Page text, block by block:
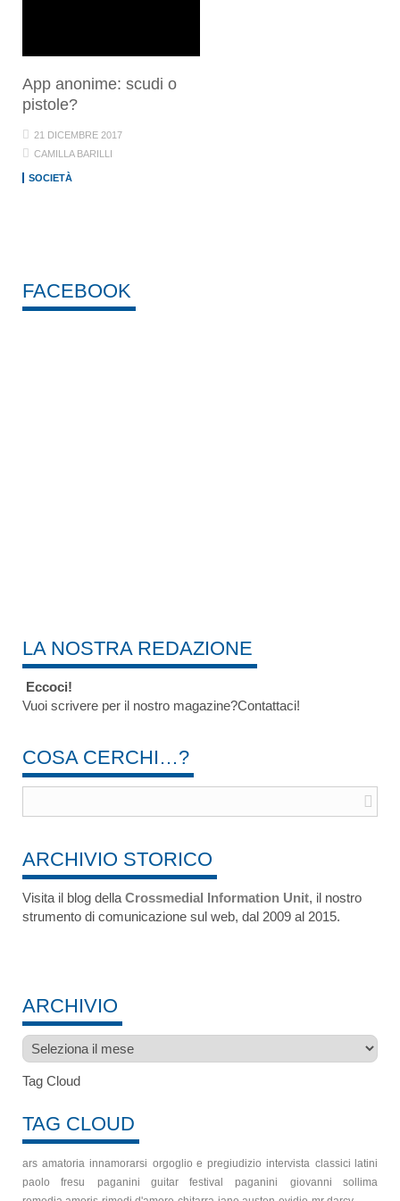
App anonime: scudi o
pistole?
21 DICEMBRE 2017
CAMILLA BARILLI
SOCIETÀ
FACEBOOK
LA NOSTRA REDAZIONE
Eccoci!
Vuoi scrivere per il nostro magazine?Contattaci!
COSA CERCHI…?
ARCHIVIO STORICO
Visita il blog della Crossmedial Information Unit, il nostro
strumento di comunicazione sul web, dal 2009 al 2015.
ARCHIVIO
Archivio
Tag Cloud
TAG CLOUD
ars amatoria innamorarsi orgoglio e pregiudizio intervista classici latini
paolo fresu
paganini guitar festival paganini
giovanni sollima